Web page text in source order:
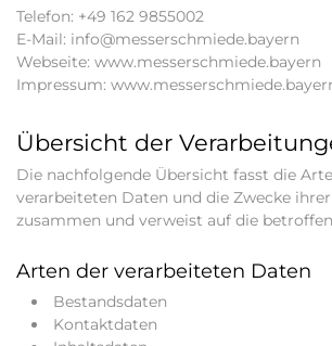
Telefon: +49 162 9855002
E-Mail: info@messerschmiede.bayern
Webseite: www.messerschmiede.bayern
Impressum:
Übersicht der
Die nachfolgende Übersicht fasst die
verarbeiteten Daten und die Zwecke
zusammen und verweist auf die
Arten der verarbeiteten Daten
Bestandsdaten
Kontaktdaten